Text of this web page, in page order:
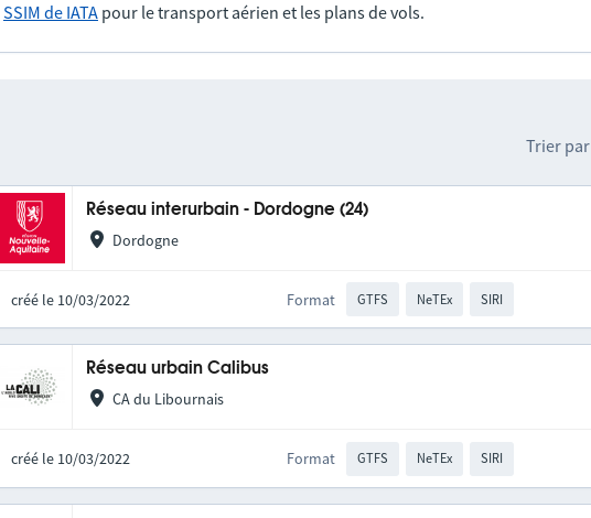
SSIM de IATA pour le transport aérien et les plans de vols.
Trier par
Réseau interurbain - Dordogne (24)
Dordogne
créé le 10/03/2022 Format GTFS NeTEx SIRI
Réseau urbain Calibus
CA du Libournais
créé le 10/03/2022 Format GTFS NeTEx SIRI